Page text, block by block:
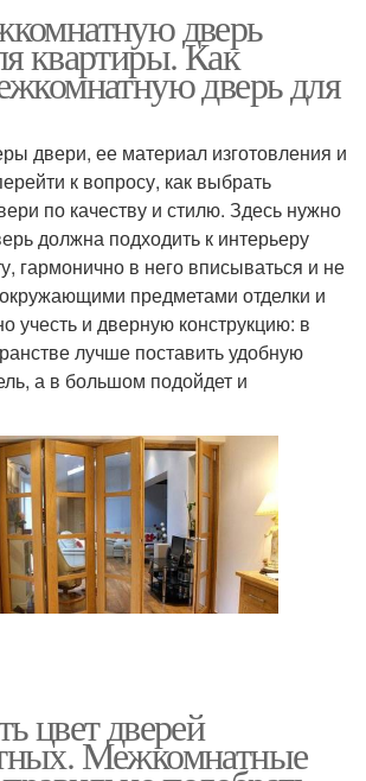
дверь
квартиры. Как
дверь для
двери, ее материал изготовления и
к вопросу, как выбрать
по качеству и стилю. Здесь нужно
должна подходить к интерьеру
гармонично в него вписываться и не
предметами отделки и
учесть и дверную конструкцию: в
лучше поставить удобную
а в большом подойдет и
цвет дверей
Межкомнатные